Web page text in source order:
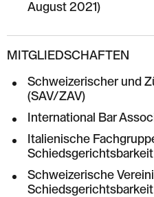
August 2021)
MITGLIEDSCHAFTEN
Schweizerischer und
(SAV/ZAV)
International Bar
Italienische
Schweizerische